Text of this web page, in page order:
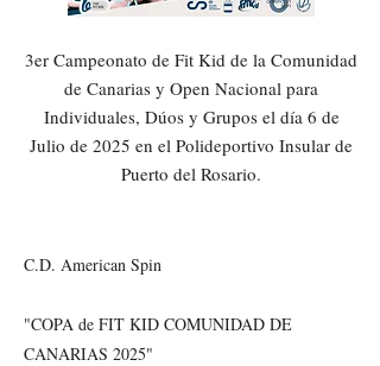
3er Campeonato de Fit Kid de la Comunidad
de Canarias y Open Nacional para
Individuales, Dúos y Grupos el día 6 de
Julio de 2025 en el Polideportivo Insular de
Puerto del Rosario.
C.D. American Spin
"COPA de FIT KID COMUNIDAD DE
CANARIAS 2025"